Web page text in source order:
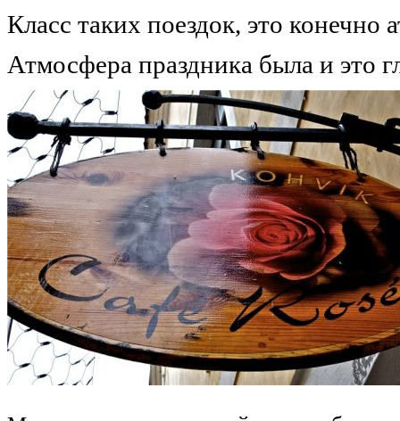
Класс таких поездок, это конечно
Атмосфера праздника была и это